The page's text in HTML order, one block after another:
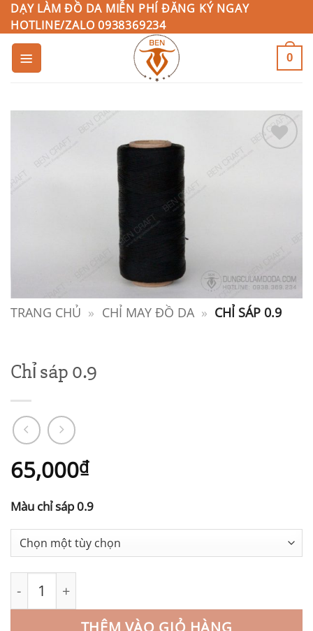
Bỏ
qua
nội
DẠY LÀM ĐỒ DA MIỄN PHÍ ĐĂNG KÝ NGAY
HOTLINE/ZALO 0938369234
0
TRANG CHỦ » CHỈ MAY ĐỒ DA » CHỈ SÁP 0.9
Chỉ sáp 0.9
65,000₫
Màu chỉ sáp 0.9
Chỉ sáp 0.9 số lượng
THÊM VÀO GIỎ HÀNG